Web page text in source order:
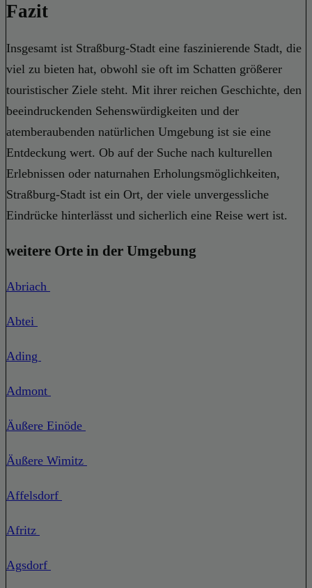
Fazit
Insgesamt ist Straßburg-Stadt eine faszinierende Stadt, die
viel zu bieten hat, obwohl sie oft im Schatten größerer
touristischer Ziele steht. Mit ihrer reichen Geschichte, den
beeindruckenden Sehenswürdigkeiten und der
atemberaubenden natürlichen Umgebung ist sie eine
Entdeckung wert. Ob auf der Suche nach kulturellen
Erlebnissen oder naturnahen Erholungsmöglichkeiten,
Straßburg-Stadt ist ein Ort, der viele unvergessliche
Eindrücke hinterlässt und sicherlich eine Reise wert ist.
weitere Orte in der Umgebung
Abriach
Abtei
Ading
Admont
Äußere Einöde
Äußere Wimitz
Affelsdorf
Afritz
Agsdorf